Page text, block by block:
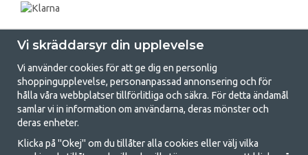
GetCamping.se - Din butik för camping
och uteliv
Vi skräddarsyr din upplevelse
Vi använder cookies för att ge dig en personlig
shoppingupplevelse, personanpassad annonsering och för
hålla våra webbplatser tillförlitliga och säkra. För detta ändamål
samlar vi in information om användarna, deras mönster och
deras enheter.
Klicka på "Okej" om du tillåter alla cookies eller välj vilka